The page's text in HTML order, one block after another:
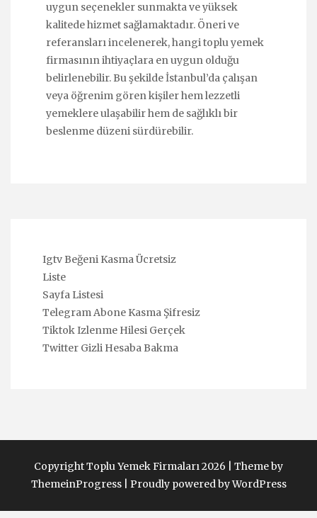
uygun seçenekler sunmakta ve yüksek
kalitede hizmet sağlamaktadır. Öneri ve
referansları incelenerek, hangi toplu yemek
firmasının ihtiyaçlara en uygun olduğu
belirlenebilir. Bu şekilde İstanbul’da çalışan
veya öğrenim gören kişiler hem lezzetli
yemeklere ulaşabilir hem de sağlıklı bir
beslenme düzeni sürdürebilir.
Igtv Beğeni Kasma Ücretsiz
Liste
Sayfa Listesi
Telegram Abone Kasma Şifresiz
Tiktok Izlenme Hilesi Gerçek
Twitter Gizli Hesaba Bakma
Copyright Toplu Yemek Firmaları 2026 | Theme by
ThemeinProgress| Proudly powered by WordPress